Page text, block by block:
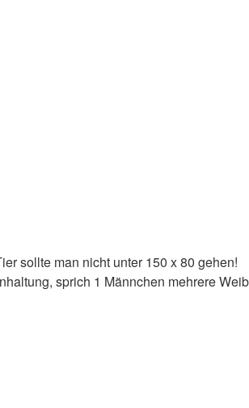
sollte man nicht unter 150 x 80 gehen!
sprich 1 Männchen mehrere